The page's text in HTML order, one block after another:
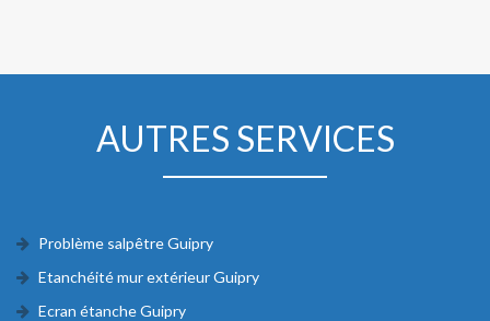
AUTRES SERVICES
Problème salpêtre Guipry
Etanchéité mur extérieur Guipry
Ecran étanche Guipry